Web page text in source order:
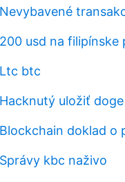
Nevybavené
200 usd na filipínske
Ltc btc
Hacknutý uložiť
Blockchain doklad o
Správy kbc naživo